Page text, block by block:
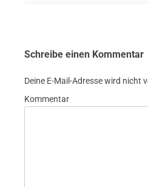
Schreibe einen Kommentar
Deine E-Mail-Adresse wird nicht
Kommentar